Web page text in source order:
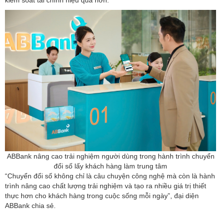
ABBank nâng cao trải nghiệm người dùng trong hành trình chuyển
đổi số lấy khách hàng làm trung tâm
“Chuyển đổi số không chỉ là câu chuyện công nghệ mà còn là hành
trình nâng cao chất lượng trải nghiệm và tạo ra nhiều giá trị thiết
thực hơn cho khách hàng trong cuộc sống mỗi ngày”, đại diện
ABBank chia sẻ.